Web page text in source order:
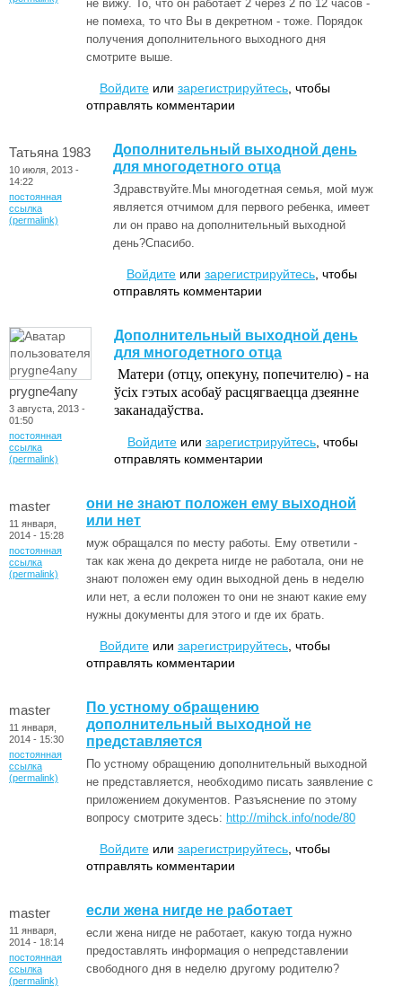
не вижу. То, что он работает 2 через 2 по 12 часов -
не помеха, то что Вы в декретном - тоже. Порядок
получения дополнительного выходного дня
смотрите выше.
Войдите или зарегистрируйтесь , чтобы
отправлять комментарии
Татьяна 1983
10 июля, 2013 -
14:22
постоянная
ссылка
(permalink)
Дополнительный выходной день
для многодетного отца
Здравствуйте.Мы многодетная семья, мой муж
является отчимом для первого ребенка, имеет
ли он право на дополнительный выходной
день?Спасибо.
Войдите или зарегистрируйтесь , чтобы
отправлять комментарии
prygne4any
3 августа, 2013 -
01:50
постоянная
ссылка
(permalink)
Дополнительный выходной день
для многодетного отца
Матери (отцу, опекуну, попечителю) - на
ўсіх гэтых асобаў расцягваецца дзеянне
заканадаўства.
Войдите или зарегистрируйтесь , чтобы
отправлять комментарии
master
11 января,
2014 - 15:28
постоянная
ссылка
(permalink)
они не знают положен ему выходной
или нет
муж обращался по месту работы. Ему ответили -
так как жена до декрета нигде не работала, они не
знают положен ему один выходной день в неделю
или нет, а если положен то они не знают какие ему
нужны документы для этого и где их брать.
Войдите или зарегистрируйтесь , чтобы
отправлять комментарии
master
11 января,
2014 - 15:30
постоянная
ссылка
(permalink)
По устному обращению
дополнительный выходной не
представляется
По устному обращению дополнительный выходной
не представляется, необходимо писать заявление с
приложением документов. Разъяснение по этому
вопросу смотрите здесь: http://mihck.info/node/80
Войдите или зарегистрируйтесь , чтобы
отправлять комментарии
master
11 января,
2014 - 18:14
постоянная
ссылка
(permalink)
если жена нигде не работает
если жена нигде не работает, какую тогда нужно
предоставлять информация о непредставлении
свободного дня в неделю другому родителю?